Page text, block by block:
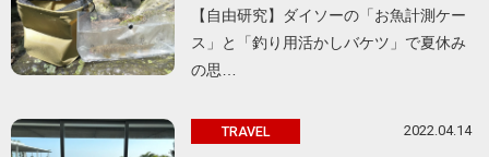
【自由研究】ダイソーの「お魚計測ケー
ス」と「釣り用活かしバケツ」で夏休み
の思…
TRAVEL 2022.04.14